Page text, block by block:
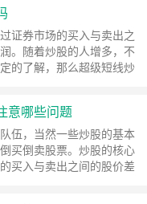
证券市场的买入与卖出之
。随着炒股的人增多，不
的了解，那么超级短线炒
意哪些问题
伍，当然一些炒股的基本
买倒卖股票。炒股的核心
买入与卖出之间的股价差